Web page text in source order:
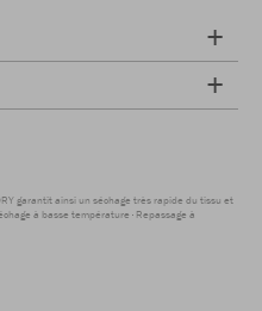
garantit ainsi un séchage très rapide du tissu et
à basse température Repassage à